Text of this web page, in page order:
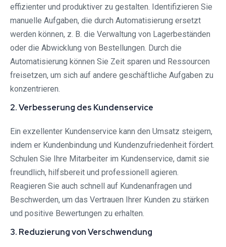
effizienter und produktiver zu gestalten. Identifizieren Sie
manuelle Aufgaben, die durch Automatisierung ersetzt
werden können, z. B. die Verwaltung von Lagerbeständen
oder die Abwicklung von Bestellungen. Durch die
Automatisierung können Sie Zeit sparen und Ressourcen
freisetzen, um sich auf andere geschäftliche Aufgaben zu
konzentrieren.
2. Verbesserung des Kundenservice
Ein exzellenter Kundenservice kann den Umsatz steigern,
indem er Kundenbindung und Kundenzufriedenheit fördert.
Schulen Sie Ihre Mitarbeiter im Kundenservice, damit sie
freundlich, hilfsbereit und professionell agieren.
Reagieren Sie auch schnell auf Kundenanfragen und
Beschwerden, um das Vertrauen Ihrer Kunden zu stärken
und positive Bewertungen zu erhalten.
3. Reduzierung von Verschwendung